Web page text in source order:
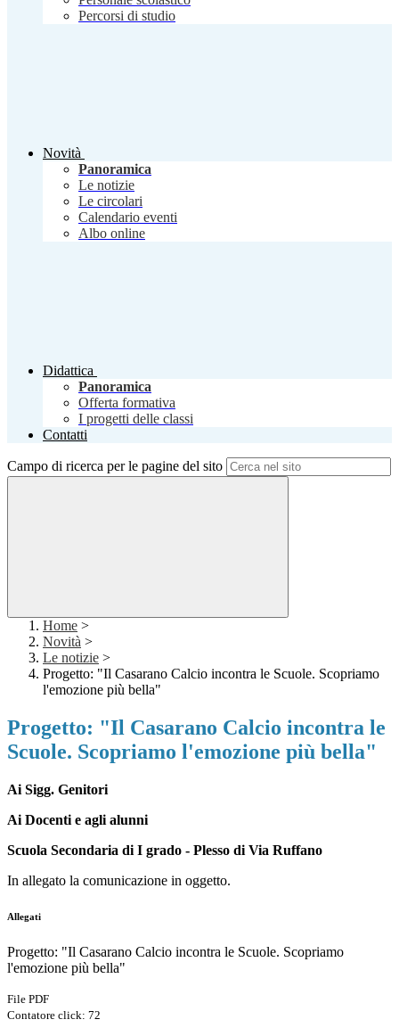
Percorsi di studio
Novità
Panoramica
Le notizie
Le circolari
Calendario eventi
Albo online
Didattica
Panoramica
Offerta formativa
I progetti delle classi
Contatti
Campo di ricerca per le pagine del sito
Home >
Novità >
Le notizie >
Progetto: "Il Casarano Calcio incontra le Scuole. Scopriamo
l'emozione più bella"
Progetto: "Il Casarano Calcio incontra le
Scuole. Scopriamo l'emozione più bella"
Ai Sigg. Genitori
Ai Docenti e agli alunni
Scuola Secondaria di I grado - Plesso di Via Ruffano
In allegato la comunicazione in oggetto.
Allegati
Progetto: "Il Casarano Calcio incontra le Scuole. Scopriamo
l'emozione più bella"
File PDF
Contatore click: 72